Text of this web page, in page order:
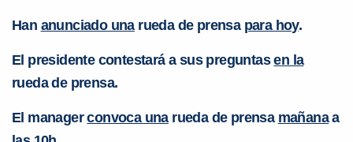
Han anunciado unarueda de prensa para hoy.
El presidente contestará a sus preguntasen la
rueda de prensa.
El managerconvoca unarueda de prensa mañanaa